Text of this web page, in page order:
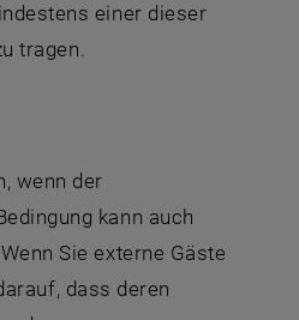
einer dieser
tragen.
wenn der
kann auch
Sie externe Gäste
dass deren